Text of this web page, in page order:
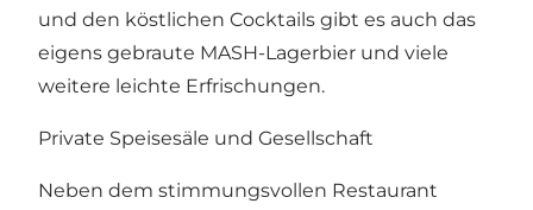
und den köstlichen Cocktails gibt es auch das
eigens gebraute MASH-Lagerbier und viele
weitere leichte Erfrischungen.
Private Speisesäle und Gesellschaft
Neben dem stimmungsvollen Restaurant